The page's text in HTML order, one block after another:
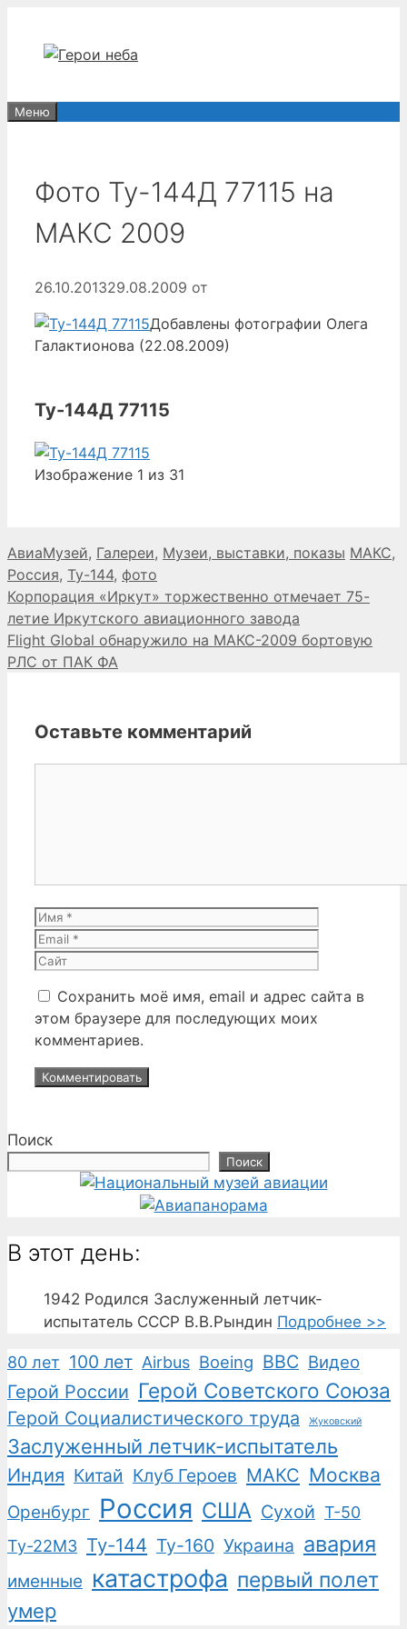
содержимому
Меню
Фото Ту-144Д 77115 на
МАКС 2009
26.10.201329.08.2009 от
Добавлены фотографии Олега
Галактионова (22.08.2009)
Ту-144Д 77115
Изображение 1 из 31
Рубрики
АвиаМузей, Галереи, Музеи, выставки, показы Метки
МАКС,
Россия, Ту-144, фото
Корпорация «Иркут» торжественно отмечает 75-
летие Иркутского авиационного завода
Flight Global обнаружило на МАКС-2009 бортовую
РЛС от ПАК ФА
Оставьте комментарий
Имя
Сохранить моё имя, email и адрес сайта в
этом браузере для последующих моих
комментариев.
Поиск
Поиск
В этот день:
1942 Родился Заслуженный летчик-
испытатель СССР В.В.Рындин Подробнее >>
80 лет 100 лет Airbus Boeing ВВС Видео
Герой России Герой Советского Союза
Герой Социалистического труда Жуковский
Заслуженный летчик-испытатель
Индия Китай Клуб Героев МАКС Москва
Оренбург Россия США Сухой Т-50
Ту-22М3 Ту-144 Ту-160 Украина авария
именные катастрофа первый полет
умер